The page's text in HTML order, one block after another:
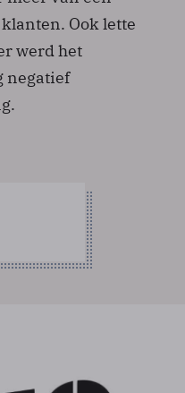
Ook lette
werd het
negatief